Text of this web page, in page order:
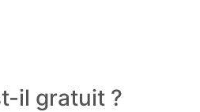
il gratuit ?